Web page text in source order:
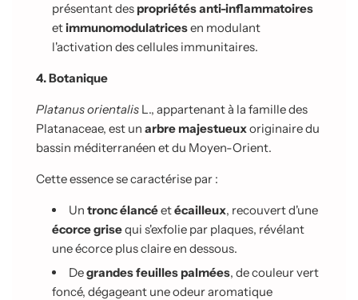
présentant des propriétés anti-inflammatoires
etimmunomodulatricesen modulant
l'activation des cellules immunitaires.
4. Botanique
Platanus orientalis L., appartenant à la famille des
Platanaceae, est un arbre majestueuxoriginaire du
bassin méditerranéen et du Moyen-Orient.
Cette essence se caractérise par :
Un tronc élancéetécailleux, recouvert d'une
écorce grisequi s'exfolie par plaques, révélant
une écorce plus claire en dessous.
Degrandes feuilles palmées, de couleur vert
foncé, dégageant une odeur aromatique